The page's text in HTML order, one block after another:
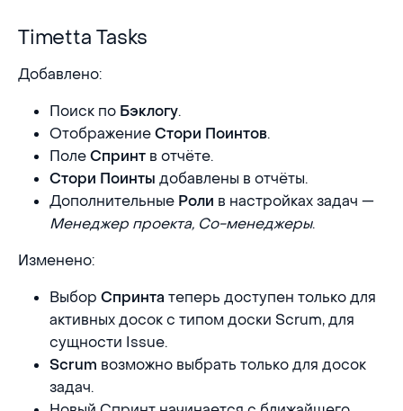
Timetta Tasks
Timetta Tasks
Добавлено:
Поиск по Бэклогу.
ОтображениеСтори Поинтов.
ПолеСпринт в отчёте.
Стори Поинты добавлены в отчёты.
Дополнительные Роли в настройках задач —
Менеджер проекта, Со-менеджеры.
Изменено:
ВыборСпринта теперь доступен только для
активных досок с типом доски Scrum, для
сущности Issue.
Scrum возможно выбрать только для досок
задач.